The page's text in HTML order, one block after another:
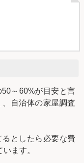
～60%が目安と言
自治体の家屋調査
としたら必要な費
ます。